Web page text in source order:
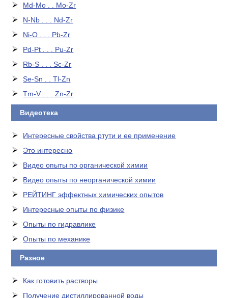
Md-Mo . . Mo-Zr
N-Nb . . . Nd-Zr
Ni-O . . . Pb-Zr
Pd-Pt . . . Pu-Zr
Rb-S . . . Sc-Zr
Se-Sn . . Tl-Zn
Tm-V . . . Zn-Zr
Видеотека
Интересные свойства ртути и ее применение
Это интересно
Видео опыты по органической химии
Видео опыты по неорганической химии
РЕЙТИНГ эффектных химических опытов
Интересные опыты по физике
Опыты по гидравлике
Опыты по механике
Разное
Как готовить растворы
Получение дистиллированной воды